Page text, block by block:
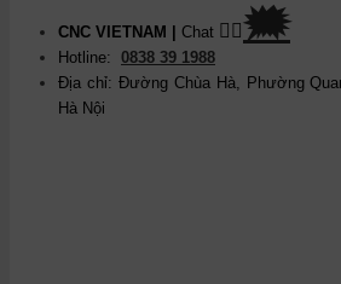
CNC VIETNAM | Chat 👉🏽🗯
Hotline: 0838 39 1988
Địa chỉ: Đường Chùa Hà, Phường
Hà Nội